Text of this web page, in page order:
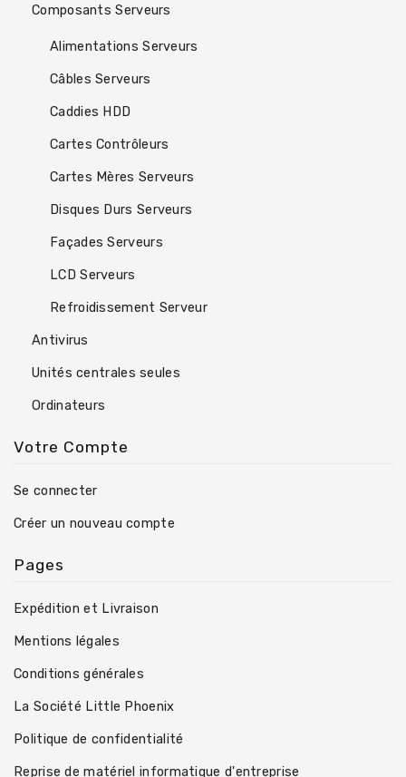
Composants Serveurs
Alimentations Serveurs
Câbles Serveurs
Caddies HDD
Cartes Contrôleurs
Cartes Mères Serveurs
Disques Durs Serveurs
Façades Serveurs
LCD Serveurs
Refroidissement Serveur
Antivirus
Unités centrales seules
Ordinateurs
Votre Compte
Se connecter
Créer un nouveau compte
Pages
Expédition et Livraison
Mentions légales
Conditions générales
La Société Little Phoenix
Politique de confidentialité
Reprise de matériel informatique d'entreprise